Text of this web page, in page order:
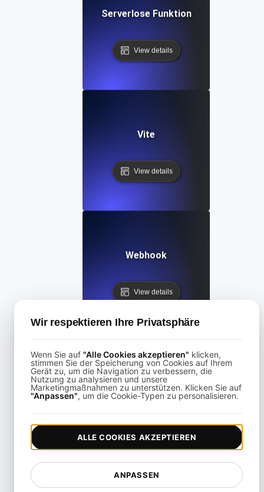
Categories
All
Barrierefreiheit
Serverlose Funktion
View details
Vite
View details
Webhook
View details
Wir respektieren Ihre Privatsphäre
Wenn Sie auf "Alle Cookies akzeptieren" klicken,
stimmen Sie der Speicherung von Cookies auf Ihrem
Gerät zu, um die Navigation zu verbessern, die
Nutzung zu analysieren und unsere
Marketingmaßnahmen zu unterstützen. Klicken Sie auf
"Anpassen", um die Cookie-Typen zu personalisieren.
ANPASSEN
ALLE COOKIES AKZEPTIEREN